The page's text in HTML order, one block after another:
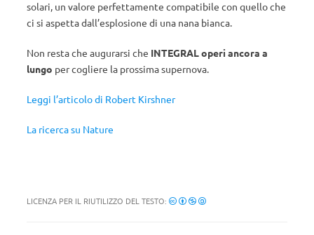
solari, un valore perfettamente compatibile con quello che
ci si aspetta dall’esplosione di una nana bianca.
Non resta che augurarsi che INTEGRAL operi ancora a
lungo per cogliere la prossima supernova.
Leggi l’articolo di Robert Kirshner
La ricerca su Nature
LICENZA PER IL RIUTILIZZO DEL TESTO: